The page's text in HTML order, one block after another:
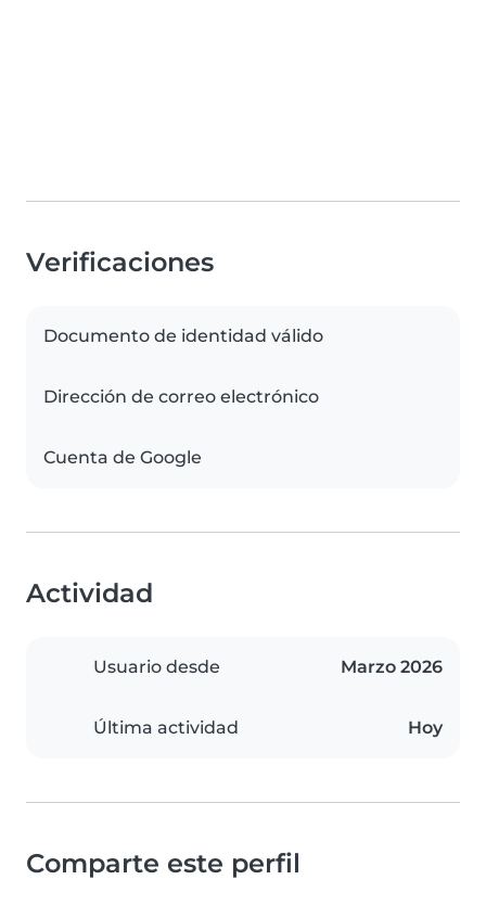
Verificaciones
Documento de identidad válido
Dirección de correo electrónico
Cuenta de Google
Actividad
Usuario desde Marzo 2026
Última actividad Hoy
Comparte este perfil